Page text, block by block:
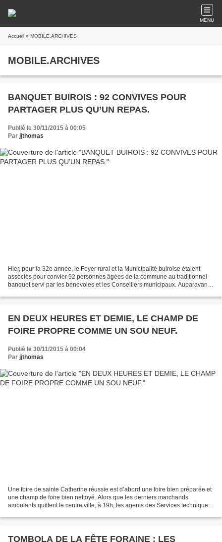
MENU
Accueil » MOBILE.ARCHIVES
MOBILE.ARCHIVES
BANQUET BUIROIS : 92 CONVIVES POUR
PARTAGER PLUS QU’UN REPAS.
Publié le 30/11/2015 à 00:05
Par jjthomas
Hier, pour la 32e année, le Foyer rural et la Municipalité buiroise étaient
associés pour convier 92 personnes âgées de la commune au traditionnel
banquet servi par les bénévoles et les Conseillers municipaux. Auparavant,
EN DEUX HEURES ET DEMIE, LE CHAMP DE
FOIRE PROPRE COMME UN SOU NEUF.
Publié le 30/11/2015 à 00:04
Par jjthomas
Une foire de sainte Catherine réussie est d’abord une foire bien préparée et
une champ de foire bien nettoyé. Alors que les derniers marchands
ambulants quittent le centre ville, à 19h, les agents des Services techniques
TOMBOLA DE LA FÊTE FORAINE : LES